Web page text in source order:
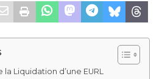
Liquidation d’une EURL